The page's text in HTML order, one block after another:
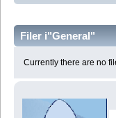
Filer i"General"
Currently there are no